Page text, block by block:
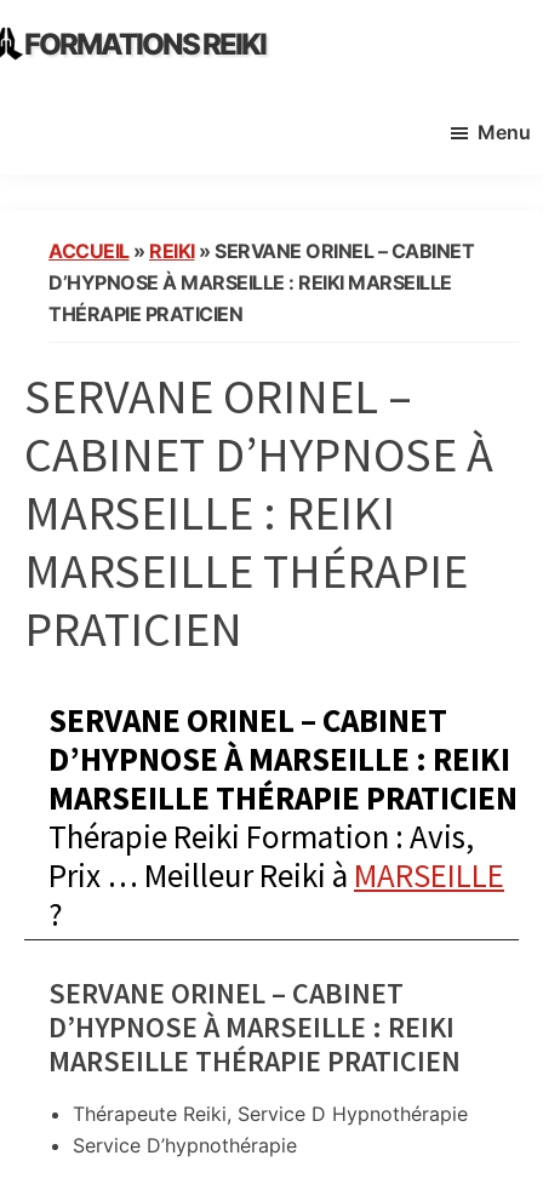
to
to FORMATIONS REIKI
France
Menu
ACCUEIL» REIKI» SERVANE ORINEL – CABINET
D’HYPNOSE À MARSEILLE : REIKI MARSEILLE
THÉRAPIE PRATICIEN
SERVANE ORINEL –
CABINET D’HYPNOSE À
MARSEILLE : REIKI
MARSEILLE THÉRAPIE
PRATICIEN
SERVANE ORINEL – CABINET
D’HYPNOSE À MARSEILLE : REIKI
MARSEILLE THÉRAPIE PRATICIEN
Thérapie Reiki Formation : Avis,
Prix … Meilleur Reiki à MARSEILLE
?
SERVANE ORINEL – CABINET
D’HYPNOSE À MARSEILLE : REIKI
MARSEILLE THÉRAPIE PRATICIEN
Thérapeute Reiki, Service D Hypnothérapie
Service D’hypnothérapie